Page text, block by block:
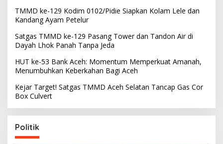
TMMD ke-129 Kodim 0102/Pidie Siapkan Kolam Lele dan
Kandang Ayam Petelur
Satgas TMMD ke-129 Pasang Tower dan Tandon Air di
Dayah Lhok Panah Tanpa Jeda
HUT ke-53 Bank Aceh: Momentum Memperkuat Amanah,
Menumbuhkan Keberkahan Bagi Aceh
Kejar Target! Satgas TMMD Aceh Selatan Tancap Gas Cor
Box Culvert
Politik